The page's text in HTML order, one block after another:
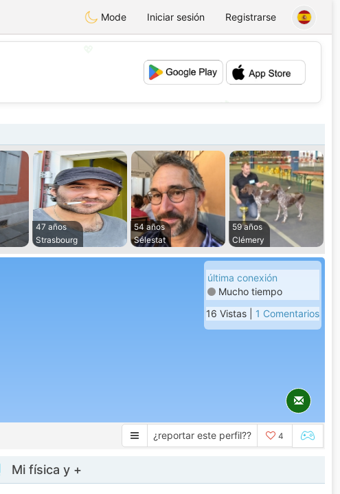
Mode Iniciar sesión Registrarse
47 años
Strasbourg
54 años
Sélestat
59 años
Clémery
última conexión
Mucho tiempo
16 Vistas | 1 Comentarios
¿reportar este perfil?? 4
Mi física y +